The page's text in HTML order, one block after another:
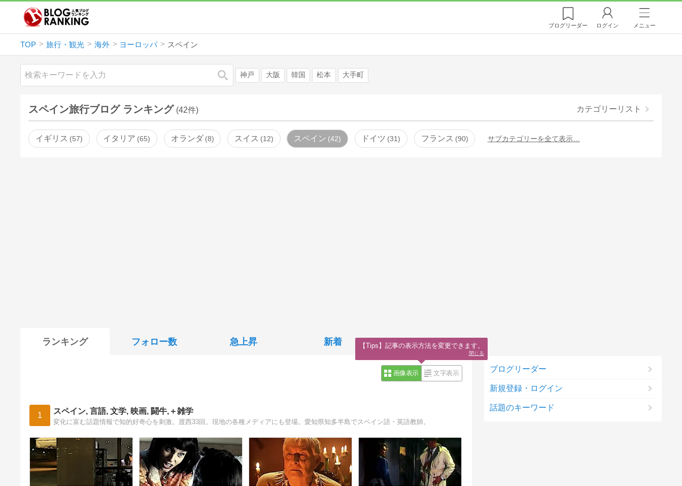
ブログリーダー ログイン メニュー
TOP 旅行・観光 海外 ヨーロッパ スペイン
検索 神戸 大阪 韓国 松本 大手町
スペイン旅行ブログ ランキング (42件) カテゴリーリスト
イギリス 57 イタリア 65 オランダ 8 スイス 12 スペイン 42 ドイツ 31 フランス 90 サブカテゴリーを全て表示…
ランキング フォロー数 急上昇 新着
画像表示 文字表示
1 スペイン, 言語, 文学, 映画, 闘牛,＋雑学
変化に富む話題情報で知的好奇心を刺激。渡西33回。現地の各種メディアにも登場。愛知県知多半島でスペイン語・英語教師。
ブログリーダー
新規登録・ログイン
話題のキーワード
【Tips】記事の表示方法を変更できます。
閉じる